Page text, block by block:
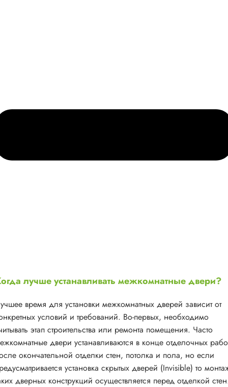
лучше устанавливать межкомнатные двери?
время для установки межкомнатных дверей зависит от
условий и требований. Во-первых, необходимо
этап строительства или ремонта помещения. Часто
двери устанавливаются в конце отделочных
окончательной отделки стен, потолка и пола, но если
установка скрытых дверей (Invisible) то
дверных конструкций осуществляется перед отделкой